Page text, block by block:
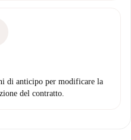
di anticipo per modificare la
del contratto.